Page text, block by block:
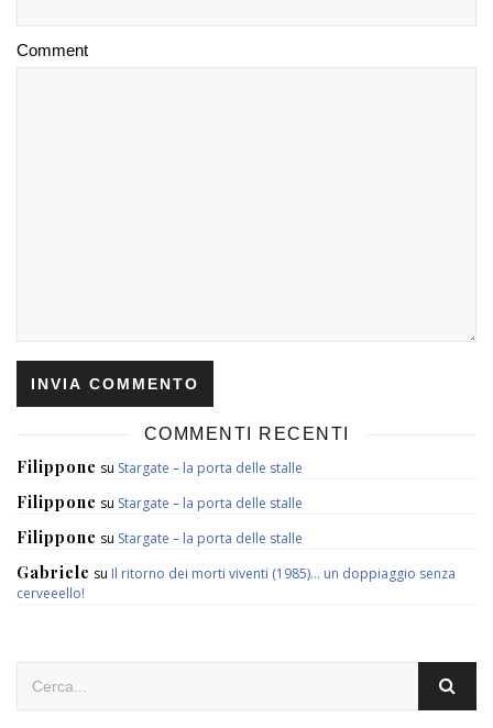
Comment
COMMENTI RECENTI
Filippone su Stargate – la porta delle stalle
Filippone su Stargate – la porta delle stalle
Filippone su Stargate – la porta delle stalle
Gabriele su Il ritorno dei morti viventi (1985)… un doppiaggio senza
cerveeello!